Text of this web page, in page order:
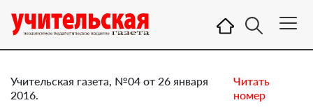
Учительская газета, №04 от 26 января
2016.
Читать
номер